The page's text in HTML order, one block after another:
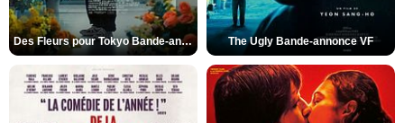
Des Fleurs pour Tokyo Bande-annonce VO STFR The Ugly Bande-annonce VF